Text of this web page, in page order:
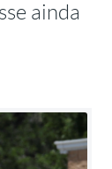
ainda